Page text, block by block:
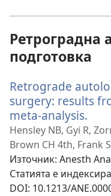
Ретроградна
подготовка
Retrograde
surgery: results
meta-analysis.
нов
Hensley NB, Gyi R,
Brown CH 4th, Frank
Източник‎: Anesth
Статията е
DOI‎: 10.1213/